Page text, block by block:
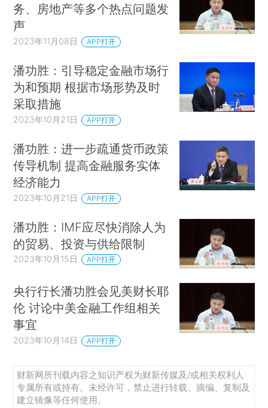
务、房地产等多个热点问题发
声
2023年11月08日 APP打开
潘功胜：引导稳定金融市场行
为和预期 根据市场形势及时
采取措施
2023年10月21日 APP打开
潘功胜：进一步疏通货币政策
传导机制 提高金融服务实体
经济能力
2023年10月21日 APP打开
潘功胜：IMF应尽快消除人为
的贸易、投资与供给限制
2023年10月15日 APP打开
央行行长潘功胜会见美财长耶
伦 讨论中美金融工作组相关
事宜
2023年10月14日 APP打开
财新网所刊载内容之知识产权为财新传媒及/或相关权利人
专属所有或持有。未经许可，禁止进行转载、摘编、复制及
建立镜像等任何使用。